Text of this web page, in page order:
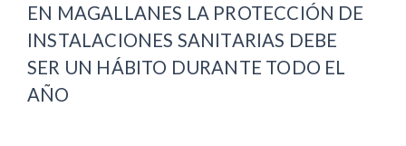
EN MAGALLANES LA PROTECCIÓN DE
INSTALACIONES SANITARIAS DEBE
SER UN HÁBITO DURANTE TODO EL
AÑO